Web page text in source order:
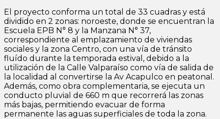
El proyecto conforma un total de 33 cuadras y está
dividido en 2 zonas: noroeste, donde se encuentran la
Escuela EPB N° 8 y la Manzana N° 37,
correspondiente al emplazamiento de viviendas
sociales y la zona Centro, con una vía de tránsito
fluído durante la temporada estival, debido a la
utilización de la Calle Valparaíso como vía de salida de
la localidad al convertirse la Av Acapulco en peatonal.
Además, como obra complementaria, se ejecuta un
conducto pluvial de 660 m que recorrerá las zonas
más bajas, permitiendo evacuar de forma
permanente las aguas superficiales de toda la zona.